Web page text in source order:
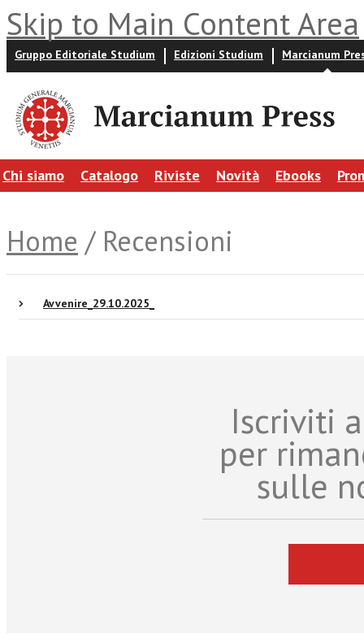
Skip to Main Content Area
Gruppo Editoriale Studium Edizioni Studium Marcianum
Chi siamo Catalogo Riviste Novità Ebooks
Home / Recensioni
Avvenire_29.10.2025_
Iscriviti
per
sulle